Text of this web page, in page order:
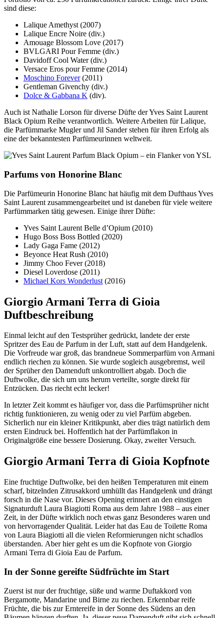
sind diese:
Lalique Amethyst (2007)
Lalique Encre Noire (div.)
Amouage Blossom Love (2017)
BVLGARI Pour Femme (div.)
Davidoff Cool Water (div.)
Versace Eros pour Femme (2014)
Moschino Forever(2011)
Gentleman Givenchy (div.)
Dolce & Gabbana K (div).
Auch ist Nathalie Lorson für diverse Düfte der Yves Saint Laurent
Black Opium Reihe verantwortlich. Weitere Arbeiten für Lalique,
die Parfümmarke Mugler und Jil Sander stehen für ihren Erfolg als
eine der bekanntesten Parfümeurinnen weltweit.
Parfums von Honorine Blanc
Die Parfümeurin Honorine Blanc hat häufig mit dem Dufthaus Yves
Saint Laurent zusammengearbeitet und ist daneben für viele weitere
Parfümmarken tätig gewesen. Einige ihrer Düfte:
Yves Saint Laurent Belle d’Opium (2010)
Hugo Boss Boss Bottled (2020)
Lady Gaga Fame (2012)
Beyonce Heat Rush (2010)
Jimmy Choo Fever (2018)
Diesel Loverdose (2011)
Michael Kors Wonderlust (2016)
Giorgio Armani Terra di Gioia
Duftbeschreibung
Einmal leicht auf den Testsprüher gedrückt, landete der erste
Spritzer des Eau de Parfum in der Luft, statt auf dem Handgelenk.
Die Vorfreude war groß, das brandneue Sommerparfüm von Armani
endlich riechen zu können. Sie wurde sogleich ausgebremst, weil
der Sprüher den Damenduft unkontrolliert abgab. Doch die
Duftwolke, die sich um uns herum verteilte, sorgte direkt für
Entzücken. Das riecht echt lecker!
In letzter Zeit kommt es häufiger vor, dass die Parfümsprüher nicht
richtig funktionieren, zu wenig oder zu viel Parfüm abgeben.
Sicherlich nur ein kleiner Kritikpunkt, aber dies trägt natürlich dem
ersten Eindruck bei. Hoffentlich hat der Parfümflakon in
Originalgröße eine bessere Dosierung. Okay, zweiter Versuch.
Giorgio Armani Terra di Gioia Kopfnote
Eine fruchtige Duftwolke, bei den heißen Temperaturen mit einem
scharf, bitzelnden Zitrusakkord umhüllt das Handgelenk und drängt
forsch in die Nase vor. Dieses Opening erinnert an den einstigen
Signaturduft Laura Biagiotti Roma aus dem Jahre 1988 – aus einer
Zeit, in der Düfte wirklich noch etwas ganz Besonderes waren und
von hervorragender Qualität. Leider hat das Eau de Toilette Roma
von Laura Biagiotti all die vielen Reformierungen nicht schadlos
überstanden. Aber hier geht es um die Kopfnote von Giorgio
Armani Terra di Gioia Eau de Parfum.
In der Sonne gereifte Südfrüchte im Start
Zuerst ist nur der fruchtige, süße und warme Duftakkord von
Bergamotte, Mandarine und Birne zu riechen. Erkennbar reife
Früchte, die bis zur Erntereife in der Sonne des Südens an den